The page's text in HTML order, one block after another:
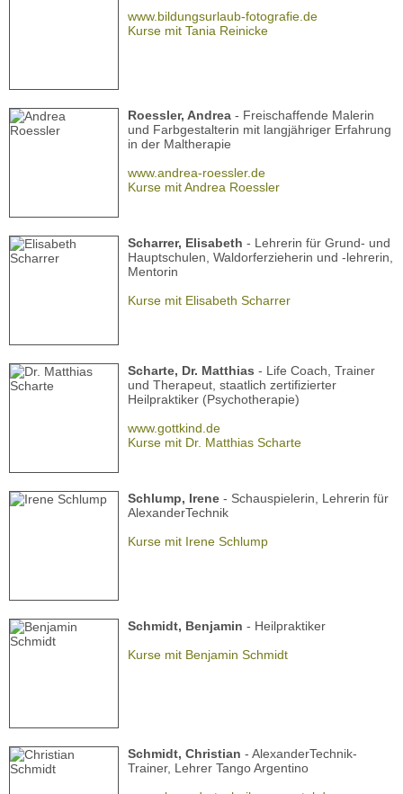
www.bildungsurlaub-fotografie.de
Kurse mit Tania Reinicke
Roessler, Andrea - Freischaffende Malerin
und Farbgestalterin mit langjähriger Erfahrung
in der Maltherapie
www.andrea-roessler.de
Kurse mit Andrea Roessler
Scharrer, Elisabeth - Lehrerin für Grund- und
Hauptschulen, Waldorferzieherin und -lehrerin,
Mentorin
Kurse mit Elisabeth Scharrer
Scharte, Dr. Matthias - Life Coach, Trainer
und Therapeut, staatlich zertifizierter
Heilpraktiker (Psychotherapie)
www.gottkind.de
Kurse mit Dr. Matthias Scharte
Schlump, Irene - Schauspielerin, Lehrerin für
AlexanderTechnik
Kurse mit Irene Schlump
Schmidt, Benjamin - Heilpraktiker
Kurse mit Benjamin Schmidt
Schmidt, Christian - AlexanderTechnik-
Trainer, Lehrer Tango Argentino